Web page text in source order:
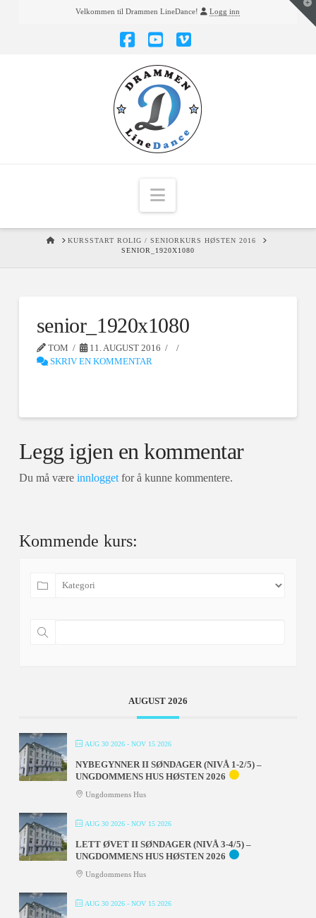
Velkommen til Drammen LineDance! Logg inn
Navigation
HOMEKURSSTART ROLIG / SENIORKURS HØSTEN 2016
SENIOR_1920X1080
senior_1920x1080
TOM
11. AUGUST 2016
SKRIV EN KOMMENTAR
Legg igjen en kommentar
Du må være innloggetfor å kunne kommentere.
Kommende kurs:
AUGUST 2026
AUG 30 2026- NOV 15 2026
NYBEGYNNER II SØNDAGER (NIVÅ 1-2/5) –
UNGDOMMENS HUS HØSTEN 2026
Ungdommens Hus
AUG 30 2026- NOV 15 2026
LETT ØVET II SØNDAGER (NIVÅ 3-4/5) –
UNGDOMMENS HUS HØSTEN 2026
Ungdommens Hus
AUG 30 2026- NOV 15 2026